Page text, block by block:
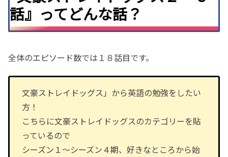
話』ってどんな話？
全体のエピソード数では１８話目です。
文豪ストレイドッグス」から英語の勉強をしたい
方！
こちらに文豪ストレイドッグスのカテゴリーを貼
っているので
シーズン１〜シーズン４期、好きなところから始